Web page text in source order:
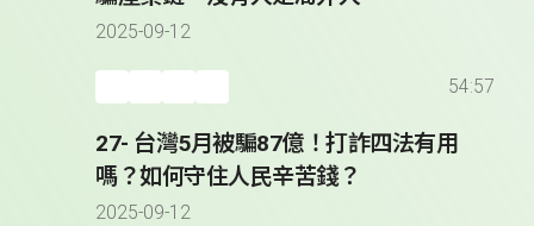
2025-09-12
54:57
27- 台灣5月被騙87億！打詐四法有用
嗎？如何守住人民辛苦錢？
2025-09-12